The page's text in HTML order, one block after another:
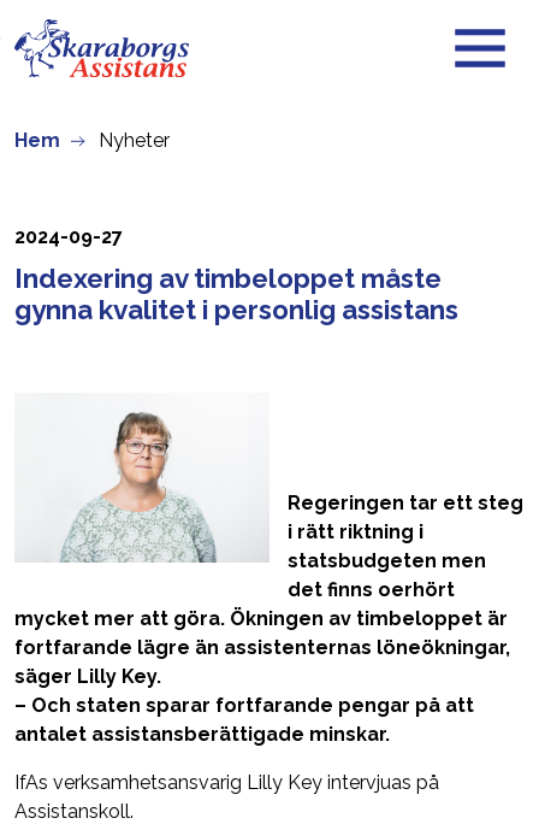
Skip to main content
Hem Nyheter
2024-09-27
Indexering av timbeloppet måste
gynna kvalitet i personlig assistans
Regeringen tar ett steg
i rätt riktning i
statsbudgeten men
det finns oerhört
mycket mer att göra. Ökningen av timbeloppet är
fortfarande lägre än assistenternas löneökningar,
säger Lilly Key.
– Och staten sparar fortfarande pengar på att
antalet assistansberättigade minskar.
IfAs verksamhetsansvarig Lilly Key intervjuas på
Assistanskoll.